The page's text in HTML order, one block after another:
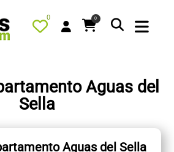
0 0
Aguas del
Sella
Aguas del Sella